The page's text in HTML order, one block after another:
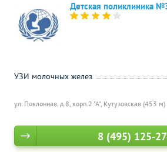
Детская поликлиника
ул. Поклонная, д.8, корп.2 "А", Кутузовская (453 м)
УЗИ молочных желез
8 (495) 125-